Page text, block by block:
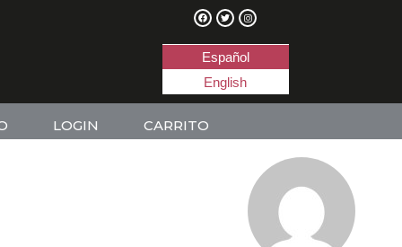
Español
English
LOGIN CARRITO